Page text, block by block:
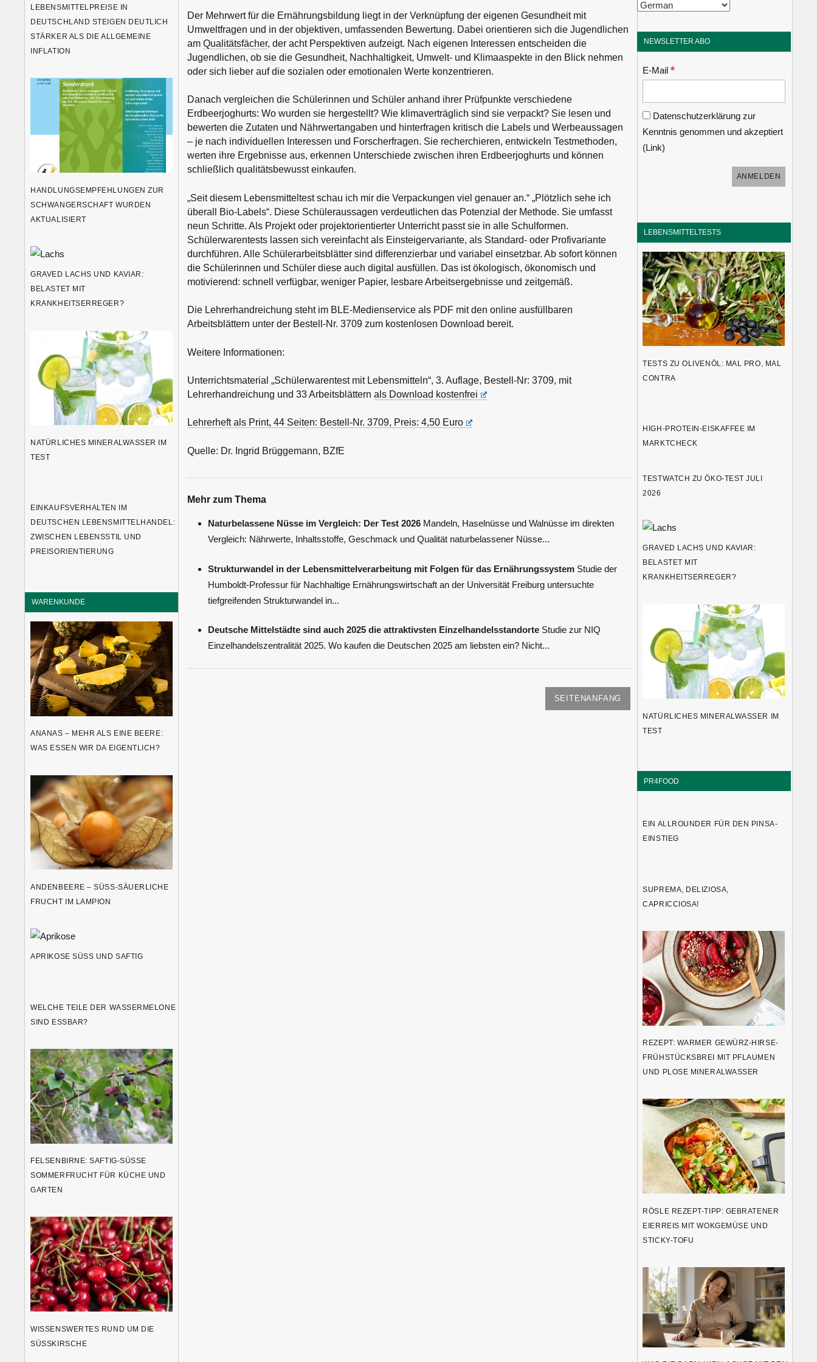
Der Mehrwert für die Ernährungsbildung liegt in der Verknüpfung der eigenen Gesundheit mit
Umweltfragen und in der objektiven, umfassenden Bewertung. Dabei orientieren sich die Jugendlichen
am Qualitätsfächer, der acht Perspektiven aufzeigt. Nach eigenen Interessen entscheiden die
Jugendlichen, ob sie die Gesundheit, Nachhaltigkeit, Umwelt- und Klimaaspekte in den Blick nehmen
oder sich lieber auf die sozialen oder emotionalen Werte konzentrieren.
Danach vergleichen die Schülerinnen und Schüler anhand ihrer Prüfpunkte verschiedene
Erdbeerjoghurts: Wo wurden sie hergestellt? Wie klimaverträglich sind sie verpackt? Sie lesen und
bewerten die Zutaten und Nährwertangaben und hinterfragen kritisch die Labels und Werbeaussagen
– je nach individuellen Interessen und Forscherfragen. Sie recherchieren, entwickeln Testmethoden,
werten ihre Ergebnisse aus, erkennen Unterschiede zwischen ihren Erdbeerjoghurts und können
schließlich qualitätsbewusst einkaufen.
„Seit diesem Lebensmitteltest schau ich mir die Verpackungen viel genauer an.“ „Plötzlich sehe ich
überall Bio-Labels“. Diese Schüleraussagen verdeutlichen das Potenzial der Methode. Sie umfasst
neun Schritte. Als Projekt oder projektorientierter Unterricht passt sie in alle Schulformen.
Schülerwarentests lassen sich vereinfacht als Einsteigervariante, als Standard- oder Profivariante
durchführen. Alle Schülerarbeitsblätter sind differenzierbar und variabel einsetzbar. Ab sofort können
die Schülerinnen und Schüler diese auch digital ausfüllen. Das ist ökologisch, ökonomisch und
motivierend: schnell verfügbar, weniger Papier, lesbare Arbeitsergebnisse und zeitgemäß.
Die Lehrerhandreichung steht im BLE-Medienservice als PDF mit den online ausfüllbaren
Arbeitsblättern unter der Bestell-Nr. 3709 zum kostenlosen Download bereit.
Weitere Informationen:
Unterrichtsmaterial „Schülerwarentest mit Lebensmitteln“, 3. Auflage, Bestell-Nr: 3709, mit
Lehrerhandreichung und 33 Arbeitsblättern als Download kostenfrei
Lehrerheft als Print, 44 Seiten: Bestell-Nr. 3709, Preis: 4,50 Euro
Quelle: Dr. Ingrid Brüggemann, BZfE
Mehr zum Thema
Naturbelassene Nüsse im Vergleich: Der Test 2026 Mandeln, Haselnüsse und Walnüsse im direkten
Vergleich: Nährwerte, Inhaltsstoffe, Geschmack und Qualität naturbelassener Nüsse...
Strukturwandel in der Lebensmittelverarbeitung mit Folgen für das Ernährungssystem Studie der
Humboldt-Professur für Nachhaltige Ernährungswirtschaft an der Universität Freiburg untersuchte
tiefgreifenden Strukturwandel in...
Deutsche Mittelstädte sind auch 2025 die attraktivsten Einzelhandelsstandorte Studie zur NIQ
Einzelhandelszentralität 2025. Wo kaufen die Deutschen 2025 am liebsten ein? Nicht...
SEITENANFANG
LEBENSMITTELPREISE IN
DEUTSCHLAND STEIGEN DEUTLICH
STÄRKER ALS DIE ALLGEMEINE
INFLATION
HANDLUNGSEMPFEHLUNGEN ZUR
SCHWANGERSCHAFT WURDEN
AKTUALISIERT
GRAVED LACHS UND KAVIAR:
BELASTET MIT
KRANKHEITSERREGER?
NATÜRLICHES MINERALWASSER IM
TEST
EINKAUFSVERHALTEN IM
DEUTSCHEN LEBENSMITTELHANDEL:
ZWISCHEN LEBENSSTIL UND
PREISORIENTIERUNG
WARENKUNDE
ANANAS – MEHR ALS EINE BEERE:
WAS ESSEN WIR DA EIGENTLICH?
ANDENBEERE – SÜSS-SÄUERLICHE F
RUCHT IM LAMPION
APRIKOSE SÜSS UND SAFTIG
WELCHE TEILE DER WASSERMELONE
SIND ESSBAR?
FELSENBIRNE: SAFTIG-SÜSSE S
OMMERFRUCHT FÜR KÜCHE UND G
ARTEN
WISSENSWERTES RUND UM DIE
SÜSSKIRSCHE
NEWSLETTER ABO
E-Mail*
Datenschutzerklärung zur
Kenntnis genommen und akzeptiert
(Link)
LEBENSMITTELTESTS
TESTS ZU OLIVENÖL: MAL PRO, MAL
CONTRA
HIGH-PROTEIN-EISKAFFEE IM
MARKTCHECK
TESTWATCH ZU ÖKO-TEST JULI
2026
GRAVED LACHS UND KAVIAR:
BELASTET MIT
KRANKHEITSERREGER?
NATÜRLICHES MINERALWASSER IM
TEST
PR4FOOD
EIN ALLROUNDER FÜR DEN PINSA-
EINSTIEG
SUPREMA, DELIZIOSA,
CAPRICCIOSA!
REZEPT: WARMER GEWÜRZ-HIRSE-
FRÜHSTÜCKSBREI MIT PFLAUMEN
UND PLOSE MINERALWASSER
RÖSLE REZEPT-TIPP: GEBRATENER
EIERREIS MIT WOKGEMÜSE UND
STICKY-TOFU